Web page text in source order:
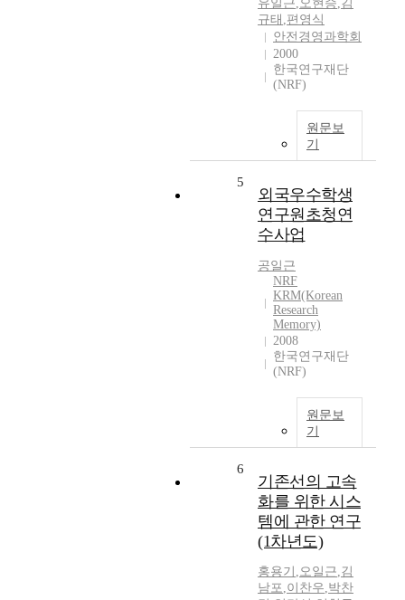
유일근,오현승,김
규태 ,편영식
안전경영과학회
2000
한국연구재단
(NRF)
원문보
기
5
외국우수학생
연구원초청연
수사업
공일근
NRF
KRM(Korean
Research
Memory)
2008
한국연구재단
(NRF)
원문보
기
6
기존선의 고속
화를 위한 시스
템에 관한 연구
(1차년도)
홍용기 ,오일근,김
남포,이찬우,박찬